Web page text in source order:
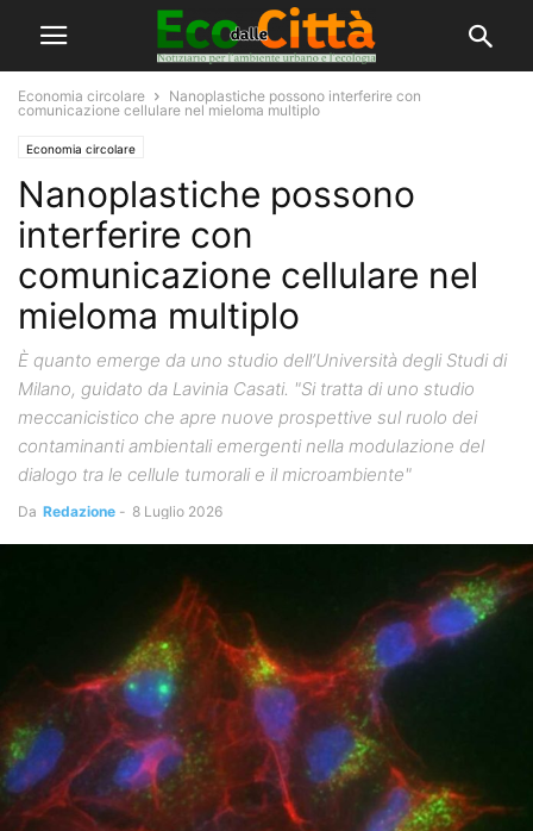
Economia circolare
Nanoplastiche possono interferire con
comunicazione cellulare nel mieloma multiplo
Economia circolare
Nanoplastiche possono
interferire con
comunicazione cellulare nel
mieloma multiplo
È quanto emerge da uno studio dell’Università degli Studi di
Milano, guidato da Lavinia Casati. "Si tratta di uno studio
meccanicistico che apre nuove prospettive sul ruolo dei
contaminanti ambientali emergenti nella modulazione del
dialogo tra le cellule tumorali e il microambiente"
Da Redazione - 8 Luglio 2026